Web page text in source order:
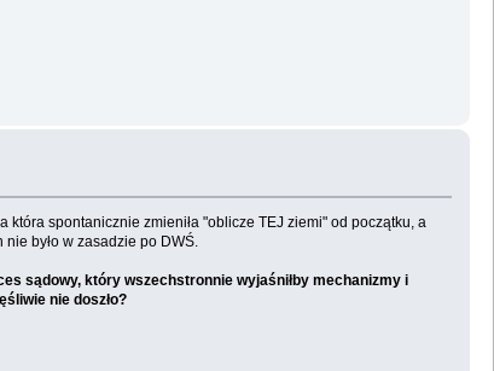
spontanicznie zmieniła "oblicze TEJ ziemi" od początku, a
było w zasadzie po DWŚ.
sądowy, który wszechstronnie wyjaśniłby mechanizmy i
nie doszło?